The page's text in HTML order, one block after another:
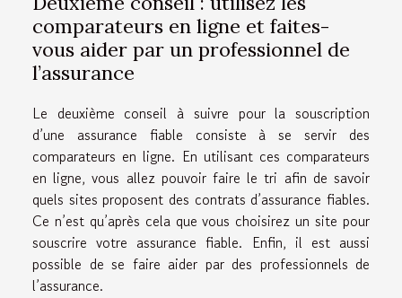
comparateurs en ligne et faites-
vous aider par un professionnel de
l’assurance
Le deuxième conseil à suivre pour la souscription
d’une assurance fiable consiste à se servir des
comparateurs en ligne. En utilisant ces comparateurs
en ligne, vous allez pouvoir faire le tri afin de savoir
quels sites proposent des contrats d’assurance fiables.
Ce n’est qu’après cela que vous choisirez un site pour
souscrire votre assurance fiable. Enfin, il est aussi
possible de se faire aider par des professionnels de
l’assurance.